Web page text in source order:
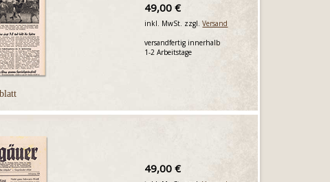
49,00 €
inkl. MwSt. zzgl.Versand
versandfertig innerhalb
1-2 Arbeitstage
49,00 €